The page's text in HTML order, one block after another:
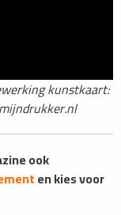
kunstkaart:
ook
en kies voor